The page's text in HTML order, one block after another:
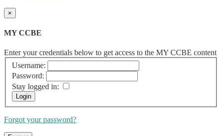
×
MY CCBE
Enter your credentials below to get access to the MY CCBE content
Username:
Password:
Stay logged in:
Forgot your password?